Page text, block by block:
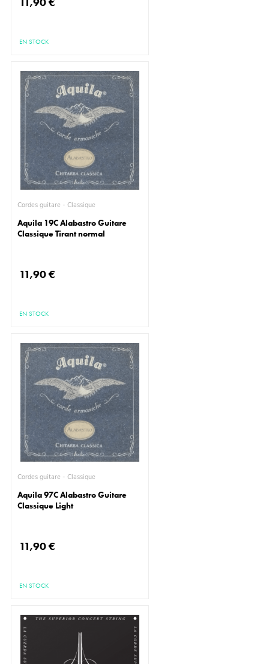
EN STOCK
Cordes guitare - Classique
Aquila 19C Alabastro Guitare
Classique Tirant normal
11,90 €
EN STOCK
Cordes guitare - Classique
Aquila 97C Alabastro Guitare
Classique Light
11,90 €
EN STOCK